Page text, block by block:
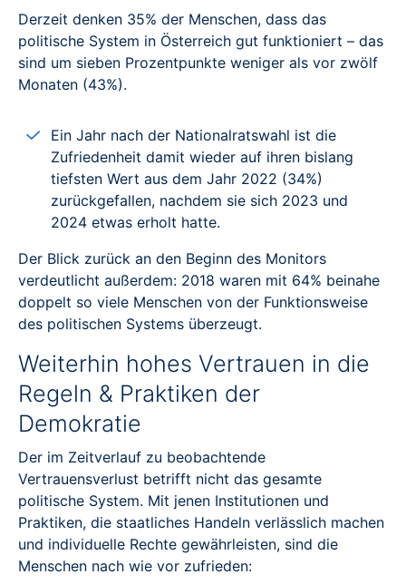
Derzeit denken 35% der Menschen, dass das
politische System in Österreich gut funktioniert – das
sind um sieben Prozentpunkte weniger als vor zwölf
Monaten (43%).
Ein Jahr nach der Nationalratswahl ist die
Zufriedenheit damit wieder auf ihren bislang
tiefsten Wert aus dem Jahr 2022 (34%)
zurückgefallen, nachdem sie sich 2023 und
2024 etwas erholt hatte.
Der Blick zurück an den Beginn des Monitors
verdeutlicht außerdem: 2018 waren mit 64% beinahe
doppelt so viele Menschen von der Funktionsweise
des politischen Systems überzeugt.
Weiterhin hohes Vertrauen in die
Regeln & Praktiken der
Demokratie
Der im Zeitverlauf zu beobachtende
Vertrauensverlust betrifft nicht das gesamte
politische System. Mit jenen Institutionen und
Praktiken, die staatliches Handeln verlässlich machen
und individuelle Rechte gewährleisten, sind die
Menschen nach wie vor zufrieden: